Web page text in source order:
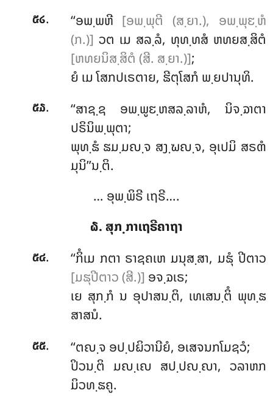
໕໒. ‘‘ອພ຺ພຫີ [ອພ຺ພຸຕີ (ສ຺ຍາ.), ອພ຺ພຸຬ຺ຫໍ
(ກ.)] ວຕ ເມ ສລ຺ລໍ, ທຸທ຺ທສໍ ຫທຍສ຺ສິຕໍ
[ຫທຍນິສ຺ສິຕໍ (ສີ. ສ຺ຍາ.)];
ຍໍ ເມ ໂສກປເຣຕາຍ, ຘີຕຸໂສກໍ ພ຺ຍປານຸທິ.
໕໓.
‘‘ສາຊ຺ຊ ອພ຺ພູຬ຺ຫສລ຺ລາຫໍ, ນິຈ຺ຉາຕາ
ປຣິນິພ຺ພຸຕາ;
ພຸທ຺ຘໍ ຘມ຺ມຎ຺ຈ ສງ຺ຆຎ຺ຈ, ອຸເປມິ ສຣຓໍ
ມຸນິ’’ນ຺ຕິ.
… ອຸພ຺ພິຣີ ເຖຣີ….
໖. ສຸກ຺ກາເຖຣີຄາຖາ
໕໔.
‘‘ກິໍເມ ກຕາ ຣາຊຄເຫ ມນຸສ຺ສາ, ມຘຸໍ ປີຕາວ
[ມຘຸປີຕາວ (ສີ.)] ອຈ຺ຉເຣ;
ເຍ ສຸກ຺ກໍ ນ ອຸປາສນ຺ຕິ, ເທເສນ຺ຕິໍ ພຸທ຺ຘ
ສາສນໍ.
໕໕.
‘‘ຕຎ຺ຈ ອປ຺ປຏິວານີຍໍ, ອເສຈນກໂມຊວໍ;
ປິວນ຺ຕິ ມຎ຺ເຎ ສປ຺ປຎ຺ຎາ, ວລາຫກ
ມິວທ຺ຘຄູ.